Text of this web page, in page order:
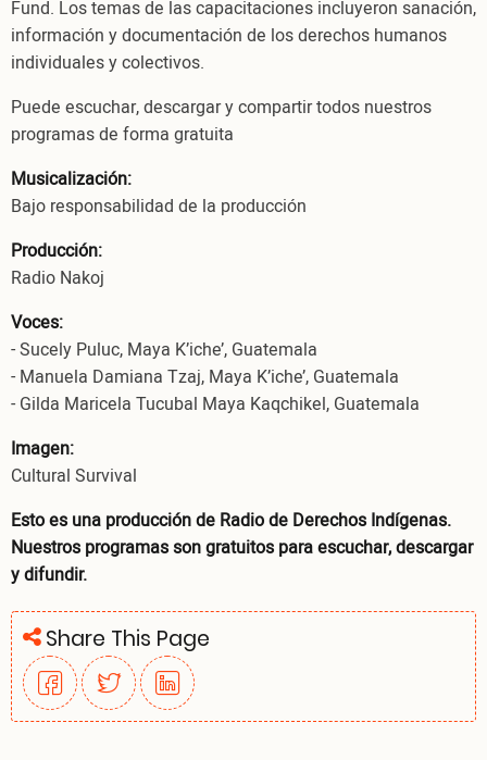
Fund. Los temas de las capacitaciones incluyeron sanación,
información y documentación de los derechos humanos
individuales y colectivos.
Puede escuchar, descargar y compartir todos nuestros
programas de forma gratuita
Musicalización:
Bajo responsabilidad de la producción
Producción:
Radio Nakoj
Voces:
- Sucely Puluc, Maya K’iche’, Guatemala
- Manuela Damiana Tzaj, Maya K’iche’, Guatemala
- Gilda Maricela Tucubal Maya Kaqchikel, Guatemala
Imagen:
Cultural Survival
Esto es una producción de Radio de Derechos Indígenas.
Nuestros programas son gratuitos para escuchar, descargar
y difundir.
Share This Page